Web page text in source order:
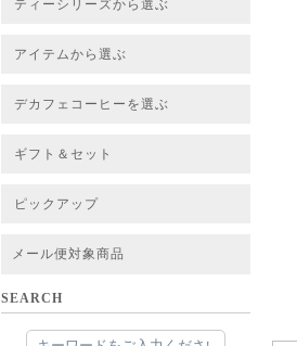
ティーシリーズから選ぶ
アイテムから選ぶ
デカフェコーヒーを選ぶ
ギフト＆セット
ピックアップ
メール便対象商品
SEARCH